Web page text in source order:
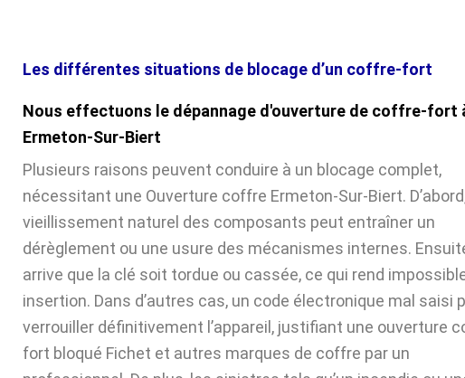
Les différentes situations de blocage d’un coffre-fort
Nous effectuons le dépannage d'ouverture de coffre-fort
Ermeton-Sur-Biert
Plusieurs raisons peuvent conduire à un blocage complet,
nécessitant une Ouverture coffre Ermeton-Sur-Biert.
vieillissement naturel des composants peut entraîner un
dérèglement ou une usure des mécanismes internes.
arrive que la clé soit tordue ou cassée, ce qui rend
insertion. Dans d’autres cas, un code électronique mal saisi
verrouiller définitivement l’appareil, justifiant une ouverture
fort bloqué Fichet et autres marques de coffre par un